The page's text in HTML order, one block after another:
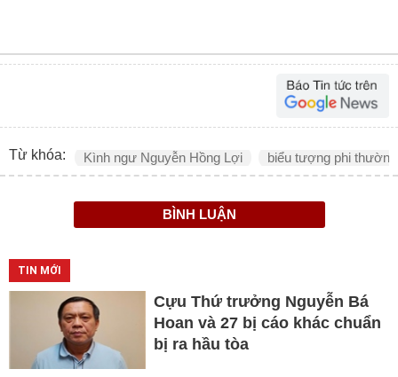
Từ khóa: Kình ngư Nguyễn Hồng Lợi biểu tượng phi thường
BÌNH LUẬN
TIN MỚI
Cựu Thứ trưởng Nguyễn Bá
Hoan và 27 bị cáo khác chuẩn
bị ra hầu tòa